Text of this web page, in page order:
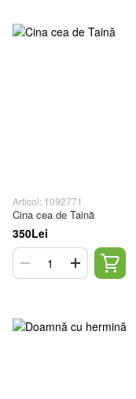
Articol: 1092771
Cina cea de Taină
350Lei